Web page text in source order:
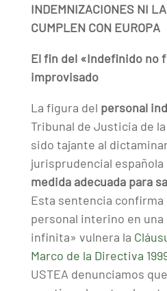
INDEMNIZACIONES NI
CUMPLEN CON EUROPA
El fin del «Indefinido no
improvisado
La figura del personal
Tribunal de Justicia de
sido tajante al
jurisprudencial española
medida adecuada para
Esta sentencia confirma
personal interino en
infinita» vulnera la
Marco de la Directiva
USTEA denunciamos